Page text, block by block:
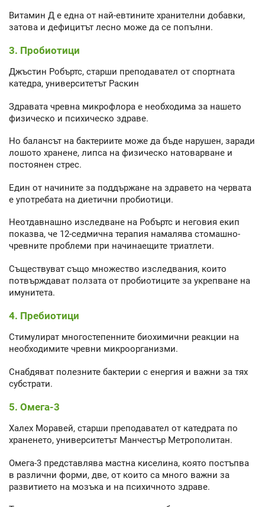
Витамин Д е една от най-евтините хранителни добавки,
затова и дефицитът лесно може да се попълни.
3. Пробиотици
Джъстин Робъртс, старши преподавател от спортната
катедра, университетът Раскин
Здравата чревна микрофлора е необходима за нашето
физическо и психическо здраве.
Но балансът на бактериите може да бъде нарушен, заради
лошото хранене, липса на физическо натоварване и
постоянен стрес.
Един от начините за поддържане на здравето на червата
е употребата на диетични пробиотици.
Неотдавнашно изследване на Робъртс и неговия екип
показва, че 12-седмична терапия намалява стомашно-
чревните проблеми при начинаещите триатлети.
Съществуват също множество изследвания, които
потвърждават ползата от пробиотиците за укрепване на
имунитета.
4. Пребиотици
Стимулират многостепенните биохимични реакции на
необходимите чревни микроорганизми.
Снабдяват полезните бактерии с енергия и важни за тях
субстрати.
5. Омега-3
Халех Моравей, старши преподавател от катедрата по
храненето, университетът Манчестър Метрополитан.
Омега-3 представлява мастна киселина, която постъпва
в различни форми, две, от които са много важни за
развитието на мозъка и на психичното здраве.